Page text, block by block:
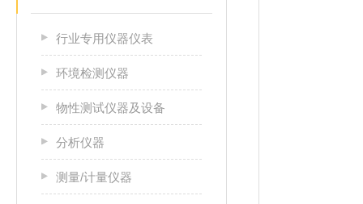
行业专用仪器仪表
环境检测仪器
物性测试仪器及设备
分析仪器
测量/计量仪器